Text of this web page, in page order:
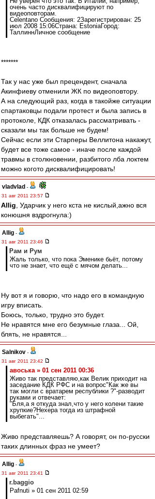
очень часто дисквалифицируют по
видеоповторам.
Celentano Сообщения: 2Зарегистрирован: 25
июл 2008 15:06Страна: EstoniaГород:
ТаллиннЛичное сообщение
*******
Так у нас уже был прецендент, сначала
Акинфиеву отменили ЖК по видеоповтору.
А на следующий раз, когда в такойже ситуации
спартаковцы подали протест и была запись в
протоколе, КДК отказалась рассматривать -
сказали мы так больше не будем!
Сейчас если эти Старперы Веллитона накажут,
будет все тоже самое - иначе после каждой
травмы в столкновении, разбитого лба локтем
можно когото дисквалифицировать!
vladvlad -
31 авг 2011 23:57
Allig , Ударчик у него кста не кислый,ажно вся
конюшня вздрогнула:)
Allig -
31 авг 2011 23:46
Рам и Рум
Жаль только, что пока Эменике бьёт, потому
что не знает, что ещё с мячом делать...
Ну вот я и говорю, что надо его в командную
игру вписать.
Боюсь, только, трудно это будет.
Не нравятся мне его безумные глаза... Ой,
блять, не нравятся...
Salnikov -
31 авг 2011 23:42
авоська » 01 сен 2011 00:36
Живо так представляю,как Велик приходит на
заседание КДК РФС и на вопрос"Как же вы
так могли с вратарем республики ?"-разводит
руками и отвечает:
"Бля,а я откуда знал,что у него колени такие
хрупкие?Нехера тогда из штрафной
выбегать"...
Живо представляешь? А говорят, он по-русски
таких длинных фраз не умеет?
Allig -
31 авг 2011 23:41
r.baggio
Pafnuti » 01 сен 2011 02:59